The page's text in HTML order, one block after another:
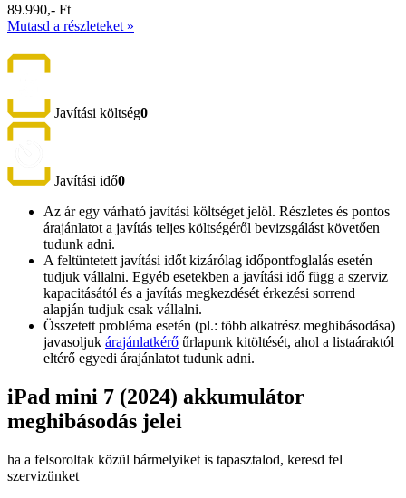
89.990,- Ft
Mutasd a részleteket »
Javítási költség0
Javítási idő0
Az ár egy várható javítási költséget jelöl. Részletes és pontos
árajánlatot a javítás teljes költségéről bevizsgálást követően
tudunk adni.
A feltüntetett javítási időt kizárólag időpontfoglalás esetén
tudjuk vállalni. Egyéb esetekben a javítási idő függ a szerviz
kapacitásától és a javítás megkezdését érkezési sorrend
alapján tudjuk csak vállalni.
Összetett probléma esetén (pl.: több alkatrész meghibásodása)
javasoljuk árajánlatkérő űrlapunk kitöltését, ahol a listaáraktól
eltérő egyedi árajánlatot tudunk adni.
iPad mini 7 (2024) akkumulátor
meghibásodás jelei
ha a felsoroltak közül bármelyiket is tapasztalod, keresd fel
szervizünket